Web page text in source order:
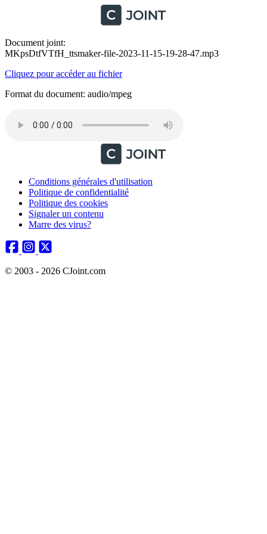
Document joint:
MKpsDtfVTfH_ttsmaker-file-2023-11-15-19-28-47.mp3
Cliquez pour accéder au fichier
Format du document: audio/mpeg
Conditions générales d'utilisation
Politique de confidentialité
Politique des cookies
Signaler un contenu
Marre des virus?
© 2003 - 2026 CJoint.com